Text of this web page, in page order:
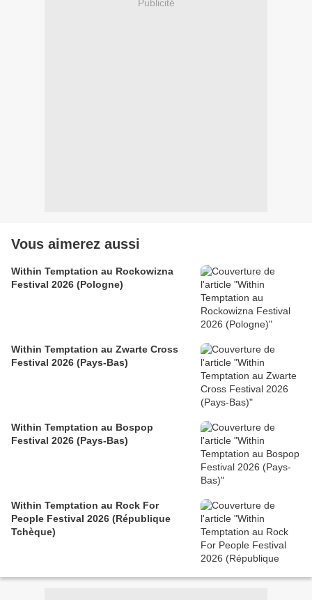
Publicité
Vous aimerez aussi
Within Temptation au Rockowizna
Festival 2026 (Pologne)
Within Temptation au Zwarte Cross
Festival 2026 (Pays-Bas)
Within Temptation au Bospop
Festival 2026 (Pays-Bas)
Within Temptation au Rock For
People Festival 2026 (République
Tchèque)